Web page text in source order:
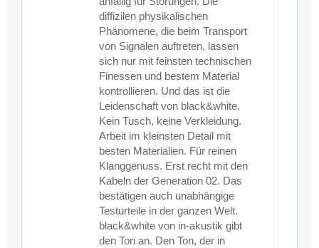
diffizilen physikalischen
Phänomene, die beim Transport
von Signalen auftreten, lassen
sich nur mit feinsten technischen
Finessen und bestem Material
kontrollieren. Und das ist die
Leidenschaft von black&white.
Kein Tusch, keine Verkleidung.
Arbeit im kleinsten Detail mit
besten Materialien. Für reinen
Klanggenuss. Erst recht mit den
Kabeln der Generation 02. Das
bestätigen auch unabhängige
Testurteile in der ganzen Welt.
black&white von in-akustik gibt
den Ton an. Den Ton, der in